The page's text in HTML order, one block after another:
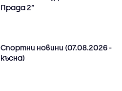
Прада 2“
Спортни новини (07.08.2026 -
късна)